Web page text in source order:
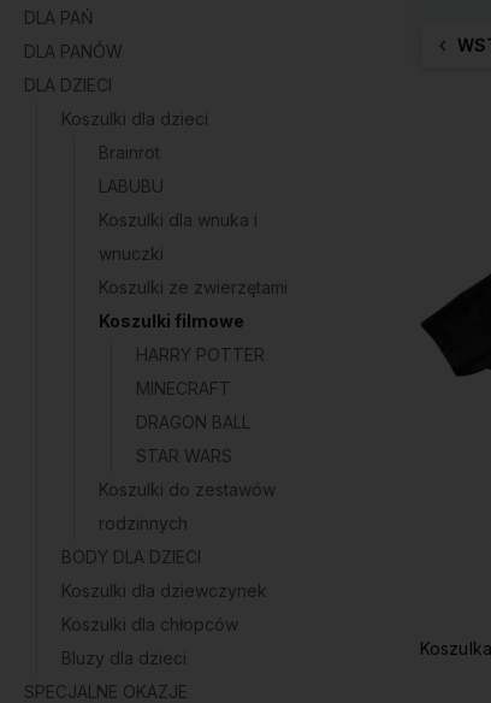
DLA PAŃ
DLA PANÓW
DLA DZIECI
Koszulki dla dzieci
Brainrot
LABUBU
Koszulki dla wnuka i
wnuczki
Koszulki ze zwierzętami
Koszulki filmowe
HARRY POTTER
MINECRAFT
DRAGON BALL
STAR WARS
Koszulki do zestawów
rodzinnych
BODY DLA DZIECI
Koszulki dla dziewczynek
Koszulki dla chłopców
Bluzy dla dzieci
SPECJALNE OKAZJE